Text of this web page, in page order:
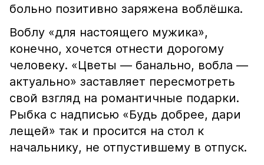
больно позитивно заряжена воблёшка.
Воблу «для настоящего мужика»,
конечно, хочется отнести дорогому
человеку. «Цветы — банально, вобла —
актуально» заставляет пересмотреть
свой взгляд на романтичные подарки.
Рыбка с надписью «Будь добрее, дари
лещей» так и просится на стол к
начальнику, не отпустившему в отпуск.